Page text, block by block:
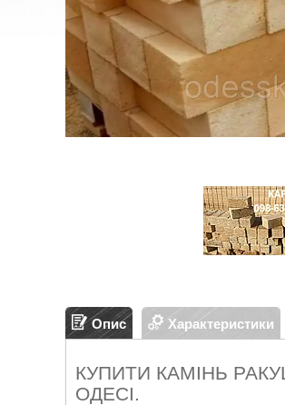
Опис Характеристики
КУПИТИ КАМІНЬ
ОДЕСІ.